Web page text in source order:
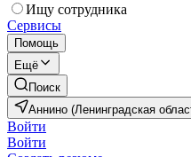
Ищу сотрудника
Сервисы
Помощь
Ещё
Поиск
Аннино (Ленинградская
Войти
Войти